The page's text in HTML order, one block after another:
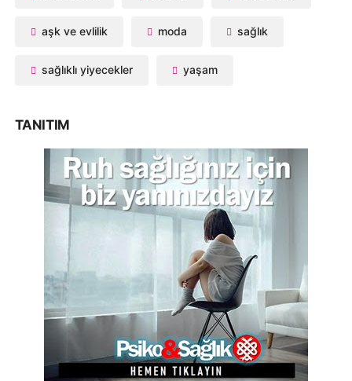
aşk ve evlilik moda sağlık
sağlıklı yiyecekler yaşam
TANITIM